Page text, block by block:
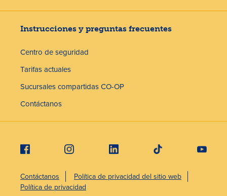
Instrucciones y preguntas frecuentes
Centro de seguridad
Tarifas actuales
Sucursales compartidas CO-OP
Contáctanos
Contáctanos
Política de privacidad del sitio web
Política de privacidad